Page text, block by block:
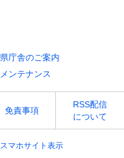
県庁舎のご案内
メンテナンス
免責事項
RSS配信
について
スマホサイト表示